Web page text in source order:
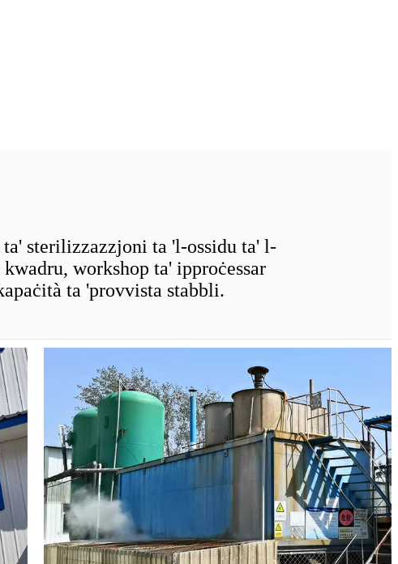
sterilizzazzjoni ta 'l-ossidu ta' l-
workshop ta' ipproċessar
ta 'provvista stabbli.